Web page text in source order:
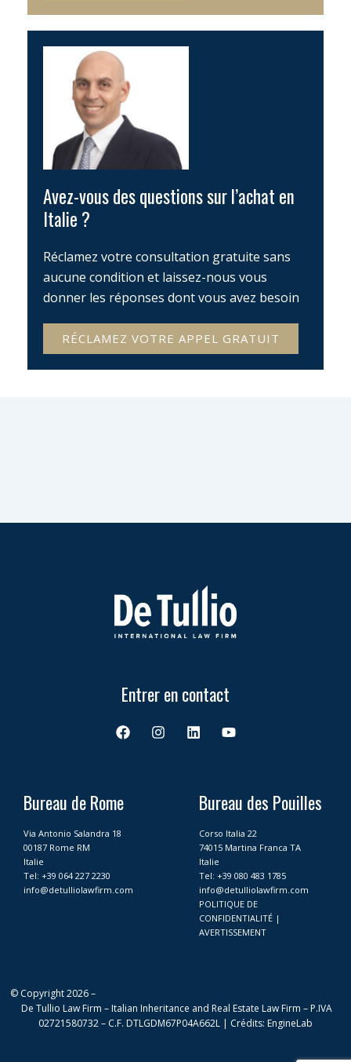
Avez-vous des questions sur l’achat en
Italie ?
Réclamez votre consultation gratuite sans
aucune condition et laissez-nous vous
donner les réponses dont vous avez besoin
RÉCLAMEZ VOTRE APPEL GRATUIT
Entrer en contact
F
a
o
o
I
n
L
i
d
Y
o
b
e
Bureau de Rome
Via Antonio Salandra 18
00187 Rome RM
Italie
Tel: +39 064 227 2230
info@detulliolawfirm.com
Bureau des Pouilles
Corso Italia 22
74015 Martina Franca TA
Italie
Tel: +39 080 483 1785
info@detulliolawfirm.com
POLITIQUE DE
CONFIDENTIALITÉ |
AVERTISSEMENT
© Copyright 2026 –
De Tullio Law Firm – Italian Inheritance and Real Estate Law Firm – P.IVA
02721580732 – C.F. DTLGDM67P04A662L | Crédits: EngineLab